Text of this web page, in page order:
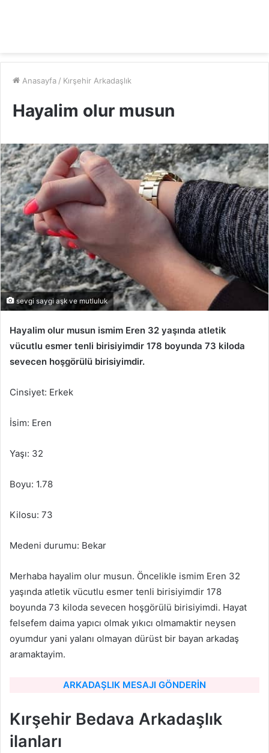
Anasayfa / Kırşehir Arkadaşlık
Hayalim olur musun
sevgi saygi aşk ve mutluluk
Hayalim olur musun ismim Eren 32 yaşında atletik
vücutlu esmer tenli birisiyimdir 178 boyunda 73 kiloda
sevecen hoşgörülü birisiyimdir.
Cinsiyet: Erkek
İsim: Eren
Yaşı: 32
Boyu: 1.78
Kilosu: 73
Medeni durumu: Bekar
Merhaba hayalim olur musun. Öncelikle ismim Eren 32
yaşında atletik vücutlu esmer tenli birisiyimdir 178
boyunda 73 kiloda sevecen hoşgörülü birisiyimdi. Hayat
felsefem daima yapıcı olmak yıkıcı olmamaktir neysen
oyumdur yani yalanı olmayan dürüst bir bayan arkadaş
aramaktayim.
ARKADAŞLIK MESAJI GÖNDERİN
Kırşehir Bedava Arkadaşlık
ilanları